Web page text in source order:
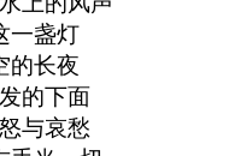
一盏灯
的长夜
的下面
与哀愁